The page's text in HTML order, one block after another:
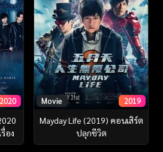
2020
อง
Movie 2019
Mayday Life (2019) คอนเสิร์ต
ปลุกชีวิต